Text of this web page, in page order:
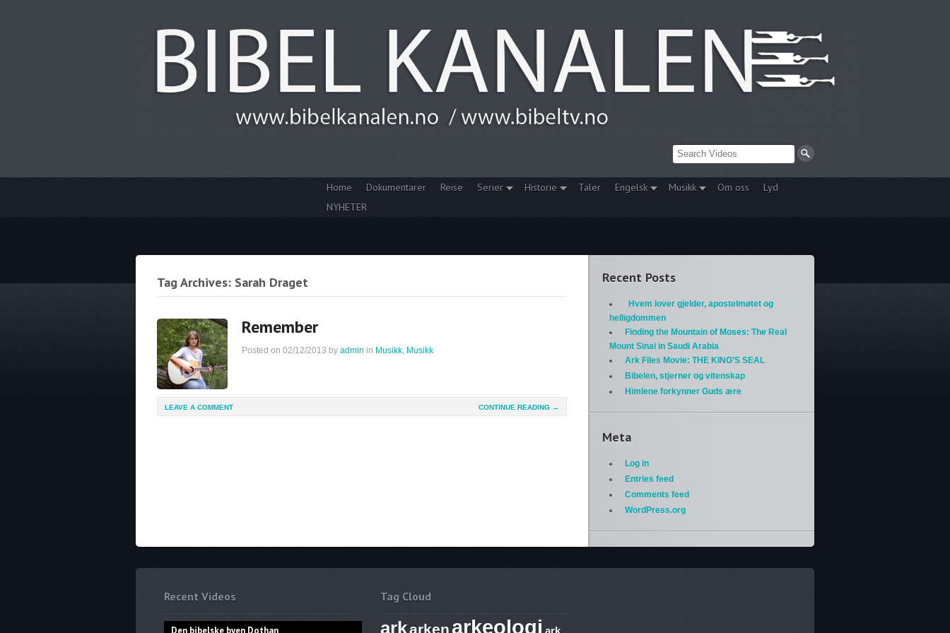
Home Dokumentarer Reise Serier Historie Taler Engelsk Musikk Om oss
Lyd
NYHETER
Tag Archives: Sarah Draget
Remember
Posted on 02/12/2013 by admin in Musikk, Musikk
LEAVE A COMMENT CONTINUE READING →
Recent Posts
Hvem lover gjelder, apostelmøtet og
helligdommen
Finding the Mountain of Moses: The Real
Mount Sinai in Saudi Arabia
Ark Files Movie: THE KING’S SEAL
Bibelen, stjerner og vitenskap
Himlene forkynner Guds ære
Meta
Log in
Entries feed
Comments feed
WordPress.org
Recent Videos Tag Cloud
arkarken arkeologi